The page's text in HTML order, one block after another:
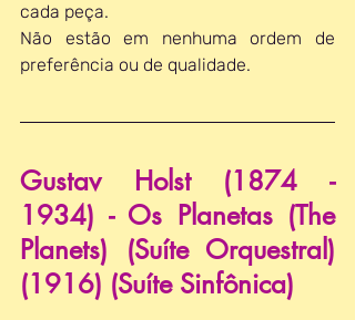
cada peça.
Não estão em nenhuma ordem de
preferência ou de qualidade.
Gustav Holst (1874 -
1934) - Os Planetas (The
Planets) (Suíte Orquestral)
(1916) (Suíte Sinfônica)